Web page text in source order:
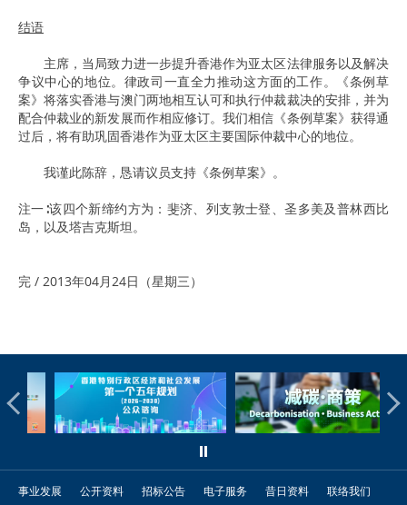
结语
主席，当局致力进一步提升香港作为亚太区法律服务以及解决
争议中心的地位。律政司一直全力推动这方面的工作。《条例草
案》将落实香港与澳门两地相互认可和执行仲裁裁决的安排，并为
配合仲裁业的新发展而作相应修订。我们相信《条例草案》获得通
过后，将有助巩固香港作为亚太区主要国际仲裁中心的地位。
我谨此陈辞，恳请议员支持《条例草案》。
注一∶该四个新缔约方为：斐济、列支敦士登、圣多美及普林西比
岛，以及塔吉克斯坦。
完 / 2013年04月24日（星期三）
事业发展 公开资料 招标公告 电子服务 昔日资料
联络我们